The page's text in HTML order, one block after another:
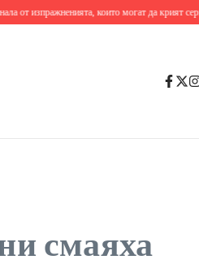
които могат да крият сериозни
смаяха